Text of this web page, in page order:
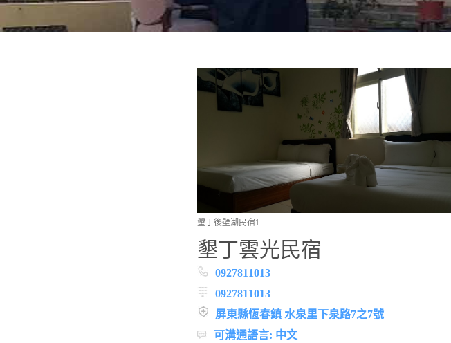
墾丁後壁湖民宿1
墾丁雲光民宿
0927811013
0927811013
屏東縣恆春鎮 水泉里下泉路7之7號
可溝通語言: 中文